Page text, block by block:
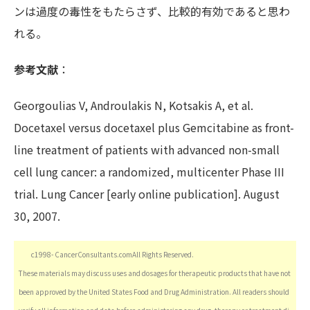
ンは過度の毒性をもたらさず、比較的有効であると思わ
れる。
参考文献 ：
Georgoulias V, Androulakis N, Kotsakis A, et al.
Docetaxel versus docetaxel plus Gemcitabine as front-
line treatment of patients with advanced non-small
cell lung cancer: a randomized, multicenter Phase III
trial. Lung Cancer [early online publication]. August
30, 2007.
c1998- CancerConsultants.comAll Rights Reserved.
These materials may discuss uses and dosages for therapeutic products that have not
been approved by the United States Food and Drug Administration. All readers should